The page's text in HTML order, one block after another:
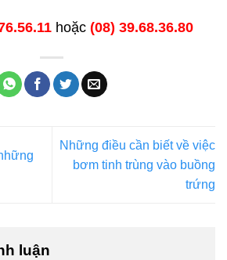
hoặc (08) 39.68.36.80
Những điều cần biết về việc
bơm tinh trùng vào buồng
trứng
luận